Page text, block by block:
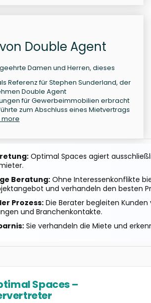
Double Agent
Damen und Herren, dieses
Referenz für Stephen Sunderland, der
Double Agent
für Gewerbeimmobilien erbracht
zum Abschluss eines Mietvertrags
more
Optimal Spaces agiert
Beratung: Ohne Interessenkonflikte
und verhandeln den besten
Prozess: Die Berater begleiten Kunden
und Branchenkontakte.
Sie verhandeln die Miete und
Spaces –